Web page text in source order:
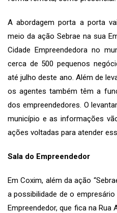
A abordagem porta a porta
meio da ação Sebrae na sua
Cidade Empreendedora no
cerca de 500 pequenos
até julho deste ano. Além de
os agentes também têm a
dos empreendedores. O
município e as informações
ações voltadas para atender
Sala do Empreendedor
Em Coxim, além da ação
a possibilidade de o
Empreendedor, que fica na Rua